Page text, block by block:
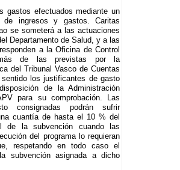
gastos efectuados mediante un
de ingresos y gastos. Caritas
se someterá a las actuaciones
Departamento de Salud, y a las
a la Oficina de Control
de las previstas por la
del Tribunal Vasco de Cuentas
los justificantes de gasto
de la Administración
para su comprobación. Las
consignadas podrán sufrir
cuantía de hasta el 10 % del
de la subvención cuando las
del programa lo requieran
respetando en todo caso el
subvención asignada a dicho